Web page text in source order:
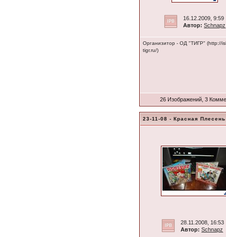
16.12.2009, 9:59
Автор: Schnapz
Организитор - ОД "ТИГР" (http://
tigr.ru/)
26 Изображений, 3
23-11-08 - Красная Плесень
28.11.2008, 16:53
Автор: Schnapz